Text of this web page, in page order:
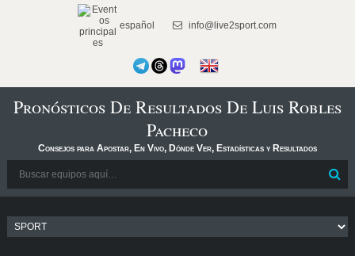
español info@live2sport.com
Pronósticos De Resultados De Luis Robles
Pacheco
Consejos para Apostar, En Vivo, Dónde Ver, Estadísticas y Resultados